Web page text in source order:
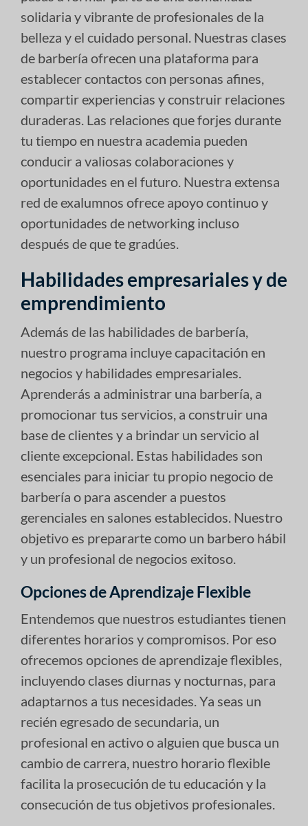
solidaria y vibrante de profesionales de la
belleza y el cuidado personal. Nuestras clases
de barbería ofrecen una plataforma para
establecer contactos con personas afines,
compartir experiencias y construir relaciones
duraderas. Las relaciones que forjes durante
tu tiempo en nuestra academia pueden
conducir a valiosas colaboraciones y
oportunidades en el futuro. Nuestra extensa
red de exalumnos ofrece apoyo continuo y
oportunidades de networking incluso
después de que te gradúes.
Habilidades empresariales y de
emprendimiento
Además de las habilidades de barbería,
nuestro programa incluye capacitación en
negocios y habilidades empresariales.
Aprenderás a administrar una barbería, a
promocionar tus servicios, a construir una
base de clientes y a brindar un servicio al
cliente excepcional. Estas habilidades son
esenciales para iniciar tu propio negocio de
barbería o para ascender a puestos
gerenciales en salones establecidos. Nuestro
objetivo es prepararte como un barbero hábil
y un profesional de negocios exitoso.
Opciones de Aprendizaje Flexible
Entendemos que nuestros estudiantes tienen
diferentes horarios y compromisos. Por eso
ofrecemos opciones de aprendizaje flexibles,
incluyendo clases diurnas y nocturnas, para
adaptarnos a tus necesidades. Ya seas un
recién egresado de secundaria, un
profesional en activo o alguien que busca un
cambio de carrera, nuestro horario flexible
facilita la prosecución de tu educación y la
consecución de tus objetivos profesionales.